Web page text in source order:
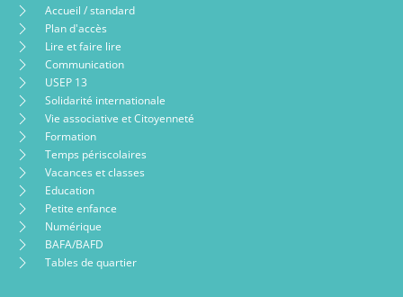
Accueil / standard
Plan d'accès
Lire et faire lire
Communication
USEP 13
Solidarité internationale
Vie associative et Citoyenneté
Formation
Temps périscolaires
Vacances et classes
Education
Petite enfance
Numérique
BAFA/BAFD
Tables de quartier